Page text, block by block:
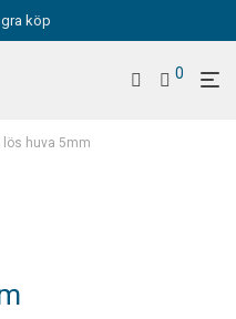
köp
0
lös huva 5mm